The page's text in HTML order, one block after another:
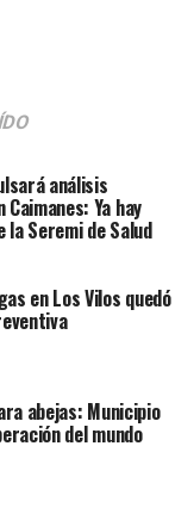
análisis
Ya hay
Seremi de Salud
en Los Vilos quedó
abejas: Municipio
del mundo